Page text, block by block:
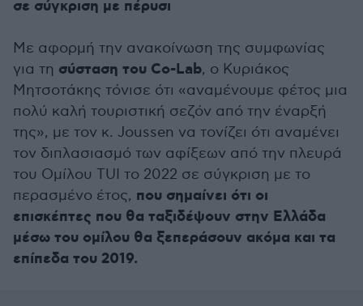
σε σύγκριση με πέρυσι
Με αφορμή την ανακοίνωση της συμφωνίας
για τη σύσταση του Co-Lab, ο Κυριάκος
Μητσοτάκης τόνισε ότι «αναμένουμε φέτος μια
πολύ καλή τουριστική σεζόν από την έναρξή
της», με τον κ. Joussen να τονίζει ότι αναμένει
τον διπλασιασμό των αφίξεων από την πλευρά
του Ομίλου TUI το 2022 σε σύγκριση με το
περασμένο έτος, που σημαίνει ότι οι
επισκέπτες που θα ταξιδέψουν στην Ελλάδα
μέσω του ομίλου θα ξεπεράσουν ακόμα και τα
επίπεδα του 2019.